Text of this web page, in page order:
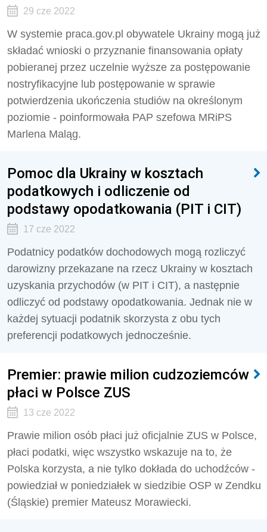
29 cze 2022
W systemie praca.gov.pl obywatele Ukrainy mogą już
składać wnioski o przyznanie finansowania opłaty
pobieranej przez uczelnie wyższe za postępowanie
nostryfikacyjne lub postępowanie w sprawie
potwierdzenia ukończenia studiów na określonym
poziomie - poinformowała PAP szefowa MRiPS
Marlena Maląg.
Pomoc dla Ukrainy w kosztach
podatkowych i odliczenie od
podstawy opodatkowania (PIT i CIT)
17 cze 2022
Podatnicy podatków dochodowych mogą rozliczyć
darowizny przekazane na rzecz Ukrainy w kosztach
uzyskania przychodów (w PIT i CIT), a następnie
odliczyć od podstawy opodatkowania. Jednak nie w
każdej sytuacji podatnik skorzysta z obu tych
preferencji podatkowych jednocześnie.
Premier: prawie milion cudzoziemców
płaci w Polsce ZUS
13 cze 2022
Prawie milion osób płaci już oficjalnie ZUS w Polsce,
płaci podatki, więc wszystko wskazuje na to, że
Polska korzysta, a nie tylko dokłada do uchodźców -
powiedział w poniedziałek w siedzibie OSP w Zendku
(Śląskie) premier Mateusz Morawiecki.